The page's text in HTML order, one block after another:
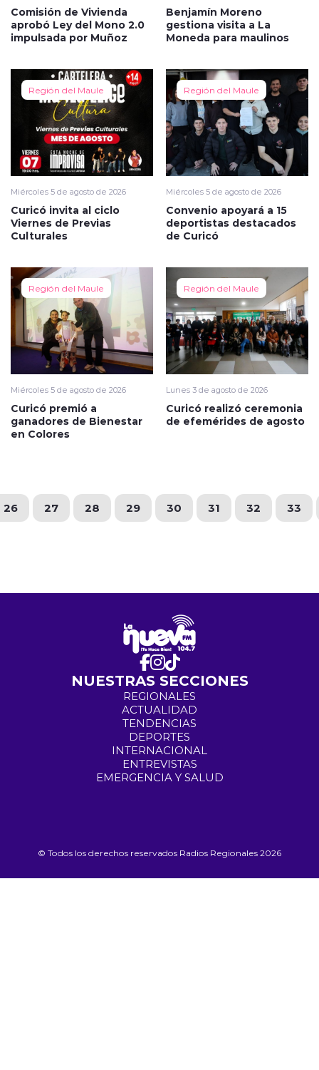
Comisión de Vivienda
aprobó Ley del Mono 2.0
impulsada por Muñoz
Benjamín Moreno
gestiona visita a La
Moneda para maulinos
Región del Maule
Miércoles 5 de agosto de 2026
Curicó invita al ciclo
Viernes de Previas
Culturales
Región del Maule
Miércoles 5 de agosto de 2026
Convenio apoyará a 15
deportistas destacados
de Curicó
Región del Maule
Miércoles 5 de agosto de 2026
Curicó premió a
ganadores de Bienestar
en Colores
Región del Maule
Lunes 3 de agosto de 2026
Curicó realizó ceremonia
de efemérides de agosto
26 27 28 29 30 31 32 33
NUESTRAS SECCIONES
REGIONALES
ACTUALIDAD
TENDENCIAS
DEPORTES
INTERNACIONAL
ENTREVISTAS
EMERGENCIA Y SALUD
© Todos los derechos reservados Radios Regionales 2026